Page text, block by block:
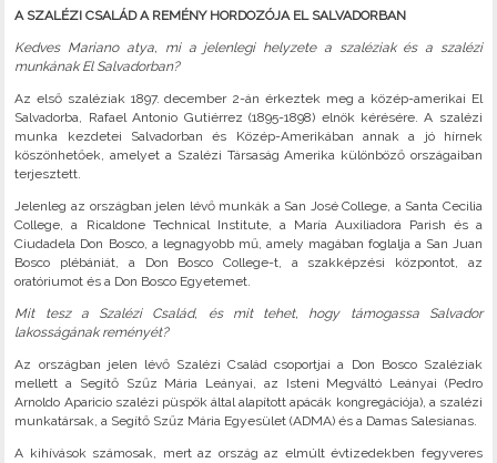
A SZALÉZI CSALÁD A REMÉNY HORDOZÓJA EL SALVADORBAN
Kedves Mariano atya, mi a jelenlegi helyzete a szaléziak és a szalézi
munkának El Salvadorban?
Az első szaléziak 1897. december 2-án érkeztek meg a közép-amerikai El
Salvadorba, Rafael Antonio Gutiérrez (1895-1898) elnök kérésére. A szalézi
munka kezdetei Salvadorban és Közép-Amerikában annak a jó hírnek
köszönhetőek, amelyet a Szalézi Társaság Amerika különböző országaiban
terjesztett.
Jelenleg az országban jelen lévő munkák a San José College, a Santa Cecilia
College, a Ricaldone Technical Institute, a María Auxiliadora Parish és a
Ciudadela Don Bosco, a legnagyobb mű, amely magában foglalja a San Juan
Bosco plébániát, a Don Bosco College-t, a szakképzési központot, az
oratóriumot és a Don Bosco Egyetemet.
Mit tesz a Szalézi Család, és mit tehet, hogy támogassa Salvador
lakosságának reményét?
Az országban jelen lévő Szalézi Család csoportjai a Don Bosco Szaléziak
mellett a Segítő Szűz Mária Leányai, az Isteni Megváltó Leányai (Pedro
Arnoldo Aparicio szalézi püspök által alapított apácák kongregációja), a szalézi
munkatársak, a Segítő Szűz Mária Egyesület (ADMA) és a Damas Salesianas.
A kihívások számosak, mert az ország az elmúlt évtizedekben fegyveres